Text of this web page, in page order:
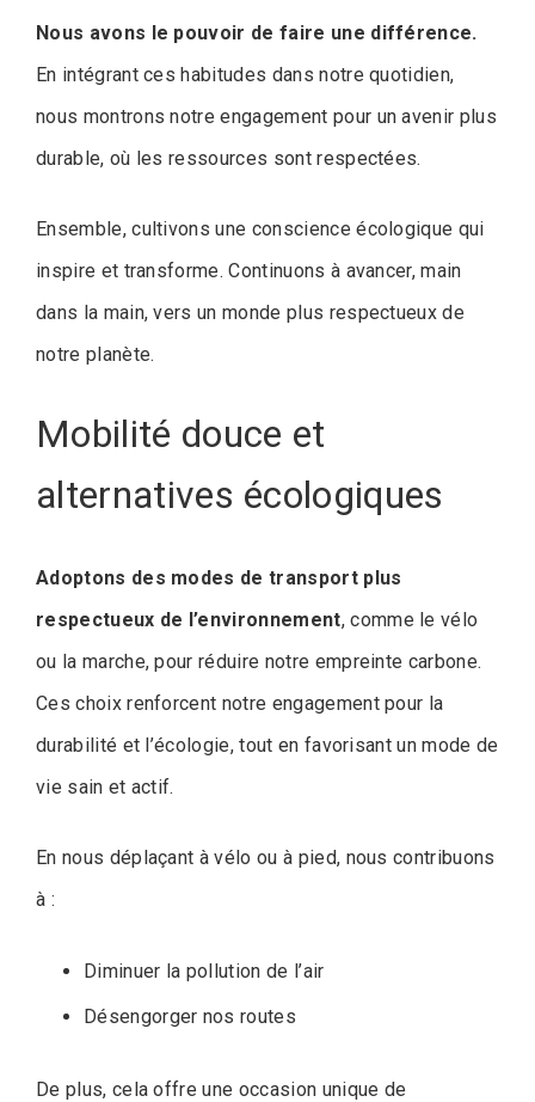
Nous avons le pouvoir de faire une différence.
En intégrant ces habitudes dans notre quotidien,
nous montrons notre engagement pour un avenir plus
durable, où les ressources sont respectées.
Ensemble, cultivons une conscience écologique qui
inspire et transforme. Continuons à avancer, main
dans la main, vers un monde plus respectueux de
notre planète.
Mobilité douce et
alternatives écologiques
Adoptons des modes de transport plus
respectueux de l’environnement, comme le vélo
ou la marche, pour réduire notre empreinte carbone.
Ces choix renforcent notre engagement pour la
durabilité et l’écologie, tout en favorisant un mode de
vie sain et actif.
En nous déplaçant à vélo ou à pied, nous contribuons
à :
Diminuer la pollution de l’air
Désengorger nos routes
De plus, cela offre une occasion unique de